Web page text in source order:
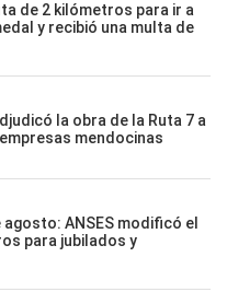
de 2 kilómetros para ir a
y recibió una multa de
la obra de la Ruta 7 a
mendocinas
ANSES modificó el
para jubilados y